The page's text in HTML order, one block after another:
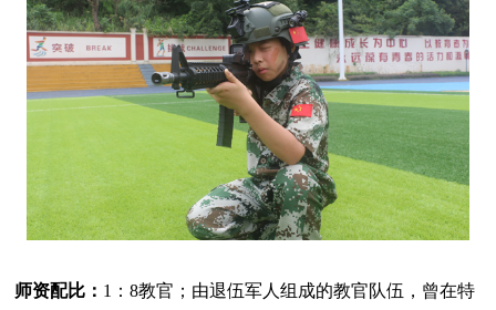
师资配比： 1：8教官；由退伍军人组成的教官队伍，曾在特